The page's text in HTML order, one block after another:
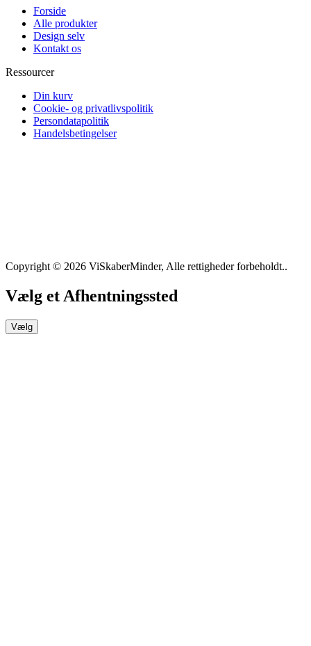
Forside
Alle produkter
Design selv
Kontakt os
Ressourcer
Din kurv
Cookie- og privatlivspolitik
Persondatapolitik
Handelsbetingelser
Copyright © 2026 ViSkaberMinder, Alle rettigheder forbeholdt..
Vælg et Afhentningssted
Vælg